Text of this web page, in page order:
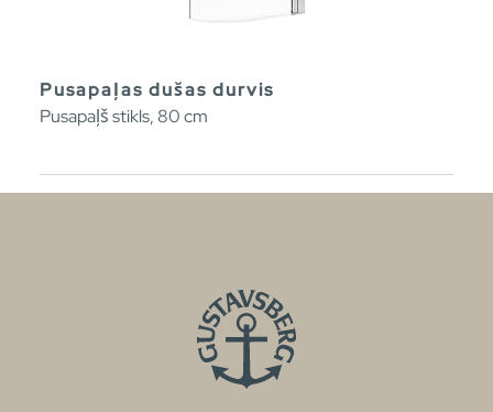
Pusapaļas dušas durvis
Pusapaļš stikls, 80 cm